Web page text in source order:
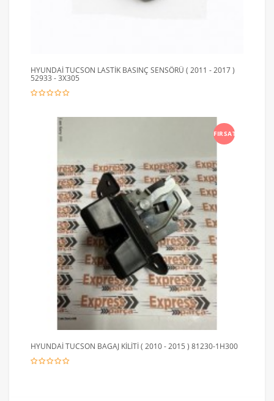
HYUNDAİ TUCSON LASTİK BASINÇ SENSÖRÜ ( 2011 - 2017 )
52933 - 3X305
FIRSAT
HYUNDAİ TUCSON BAGAJ KİLİTİ ( 2010 - 2015 ) 81230-1H300